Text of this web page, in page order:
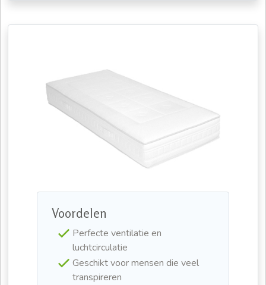
Voordelen
Perfecte ventilatie en
luchtcirculatie
Geschikt voor mensen die veel
transpireren